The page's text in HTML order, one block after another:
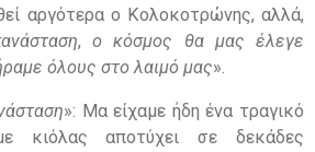
αργότερα ο Κολοκοτρώνης, αλλά,
, ο κόσμος θα μας έλεγε
όλους στο λαιμό μας».
»: Μα είχαμε ήδη ένα τραγικό
κιόλας αποτύχει σε δεκάδες